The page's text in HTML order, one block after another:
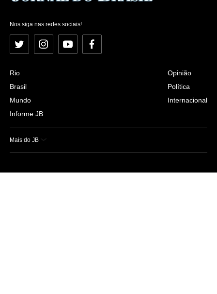
Nos siga nas redes sociais!
Twitter InstagramYouTubeFacebook
Rio
Brasil
Mundo
Informe JB
Opinião
Política
Internacional
Mais do JB
Esportes